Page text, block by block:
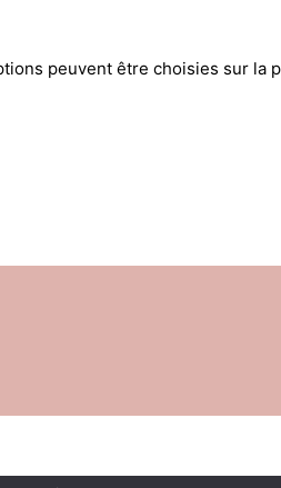
peuvent être choisies sur la